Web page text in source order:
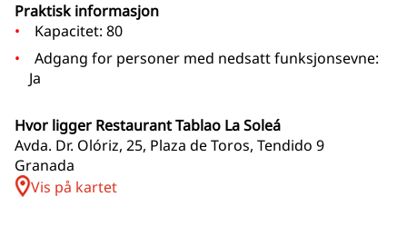
Praktisk informasjon
Kapacitet: 80
Adgang for personer med nedsatt funksjonsevne:
Ja
Hvor ligger Restaurant Tablao La Soleá
Avda. Dr. Olóriz, 25, Plaza de Toros, Tendido 9
Granada
Vis på kartet